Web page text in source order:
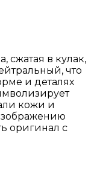
сжатая в кулак,
что
и деталях
кожи и
оригинал с